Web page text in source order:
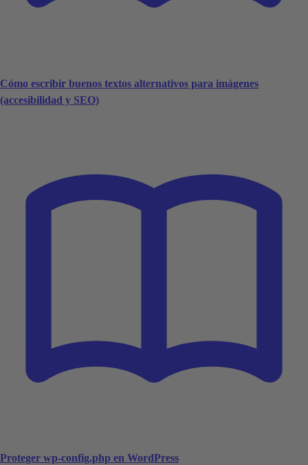
Cómo escribir buenos textos alternativos para imágenes
(accesibilidad y SEO)
Proteger wp-config.php en WordPress